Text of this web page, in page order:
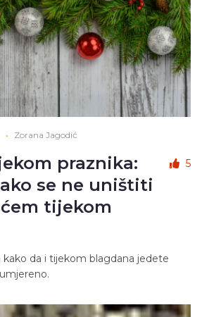
• Zorana Jagodić
praznika:
se ne uništiti
tijekom
5
kako da i tijekom blagdana jedete